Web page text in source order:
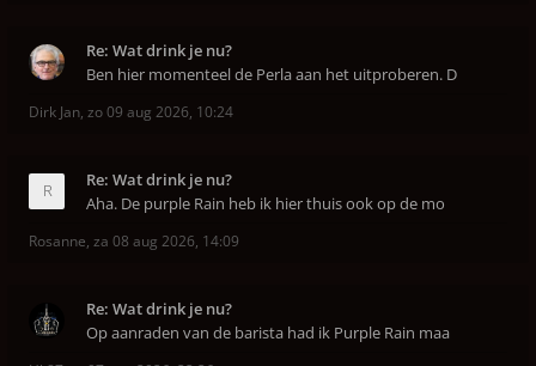
Re: Wat drink je nu?
Ben hier momenteel de Perla aan het uitproberen. D
Dirk Jan, zo 09 aug 2026, 10:24
Re: Wat drink je nu?
Aha. De purple Rain heb ik hier thuis ook op de mo
Rosanne, za 08 aug 2026, 14:09
Re: Wat drink je nu?
Op aanraden van de barista had ik Purple Rain maa